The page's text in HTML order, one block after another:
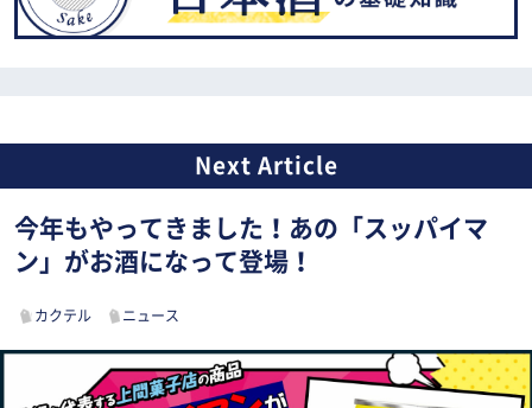
今年もやってきました！あの「スッパイマ
ン」がお酒になって登場！
カクテル ニュース